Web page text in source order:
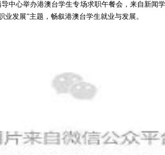
中心举办港澳台学生专场求职午餐会，来自新闻
发展”主题，畅叙港澳台学生就业与发展。